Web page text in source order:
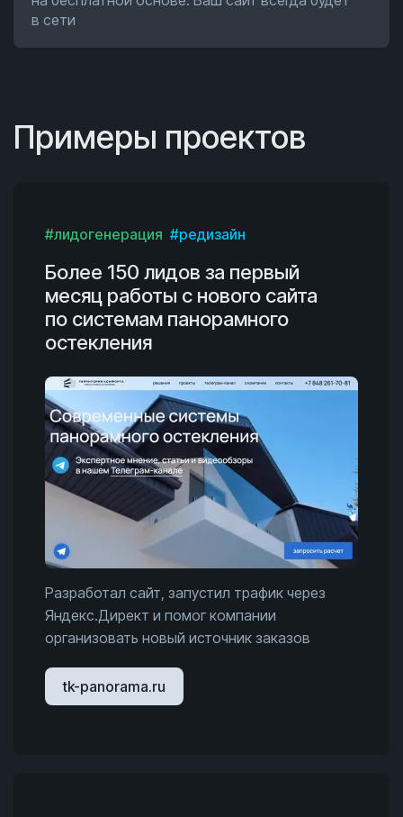
в сети
Примеры проектов
#лидогенерация #редизайн
Более 150 лидов за первый
месяц работы с нового сайта
по системам панорамного
остекления
Разработал сайт, запустил трафик через
Яндекс.Директ и помог компании
организовать новый источник заказов
tk-panorama.ru